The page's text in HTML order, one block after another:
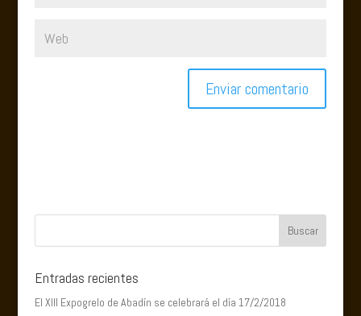
Entradas recientes
El XIII Expogrelo de Abadín se celebrará el día 17/2/2018